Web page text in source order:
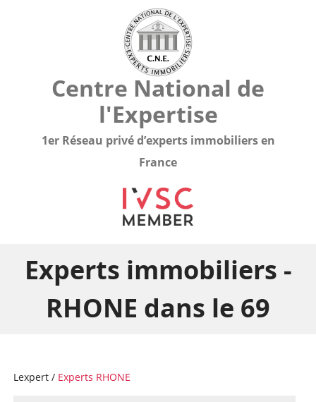
Centre National de
l'Expertise
1er Réseau privé d’experts immobiliers en
France
Experts immobiliers -
RHONE dans le 69
Lexpert/ Experts RHONE